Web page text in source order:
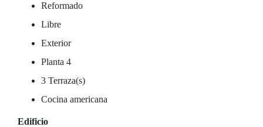
Reformado
Libre
Exterior
Planta 4
3 Terraza(s)
Cocina americana
Edificio